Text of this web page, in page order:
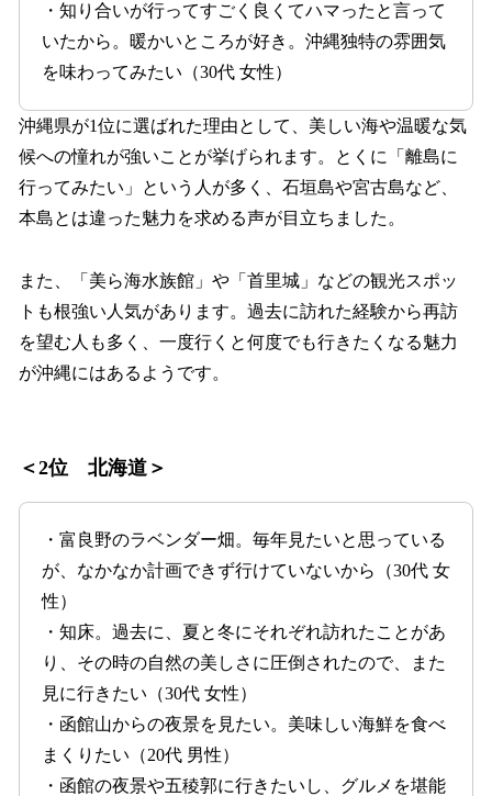
・知り合いが行ってすごく良くてハマったと言って
いたから。暖かいところが好き。沖縄独特の雰囲気
を味わってみたい（30代 女性）
沖縄県が1位に選ばれた理由として、美しい海や温暖な気
候への憧れが強いことが挙げられます。とくに「離島に
行ってみたい」という人が多く、石垣島や宮古島など、
本島とは違った魅力を求める声が目立ちました。
また、「美ら海水族館」や「首里城」などの観光スポッ
トも根強い人気があります。過去に訪れた経験から再訪
を望む人も多く、一度行くと何度でも行きたくなる魅力
が沖縄にはあるようです。
＜2位 北海道＞
・富良野のラベンダー畑。毎年見たいと思っている
が、なかなか計画できず行けていないから（30代 女
性）
・知床。過去に、夏と冬にそれぞれ訪れたことがあ
り、その時の自然の美しさに圧倒されたので、また
見に行きたい（30代 女性）
・函館山からの夜景を見たい。美味しい海鮮を食べ
まくりたい（20代 男性）
・函館の夜景や五稜郭に行きたいし、グルメを堪能